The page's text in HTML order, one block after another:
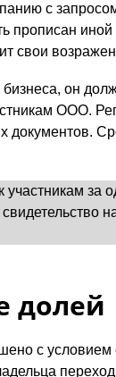
с
прописан
свои
бизнеса, он
ООО.
участникам за
долей
с условием